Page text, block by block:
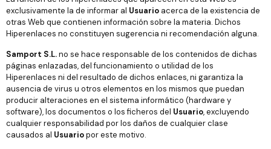
exclusivamente la de informar al Usuario acerca de la existencia de
otras Web que contienen información sobre la materia. Dichos
Hiperenlaces no constituyen sugerencia ni recomendación alguna.
Samport S.L.no se hace responsable de los contenidos de dichas
páginas enlazadas, del funcionamiento o utilidad de los
Hiperenlaces ni del resultado de dichos enlaces, ni garantiza la
ausencia de virus u otros elementos en los mismos que puedan
producir alteraciones en el sistema informático (hardware y
software), los documentos o los ficheros del Usuario, excluyendo
cualquier responsabilidad por los daños de cualquier clase
causados al Usuariopor este motivo.